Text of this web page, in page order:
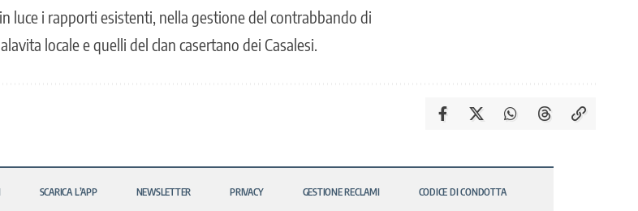
luce i rapporti esistenti, nella gestione del contrabbando di
locale e quelli del clan casertano dei Casalesi.
SCARICA L’APP NEWSLETTER PRIVACY GESTIONE RECLAMI CODICE DI CONDOTTA